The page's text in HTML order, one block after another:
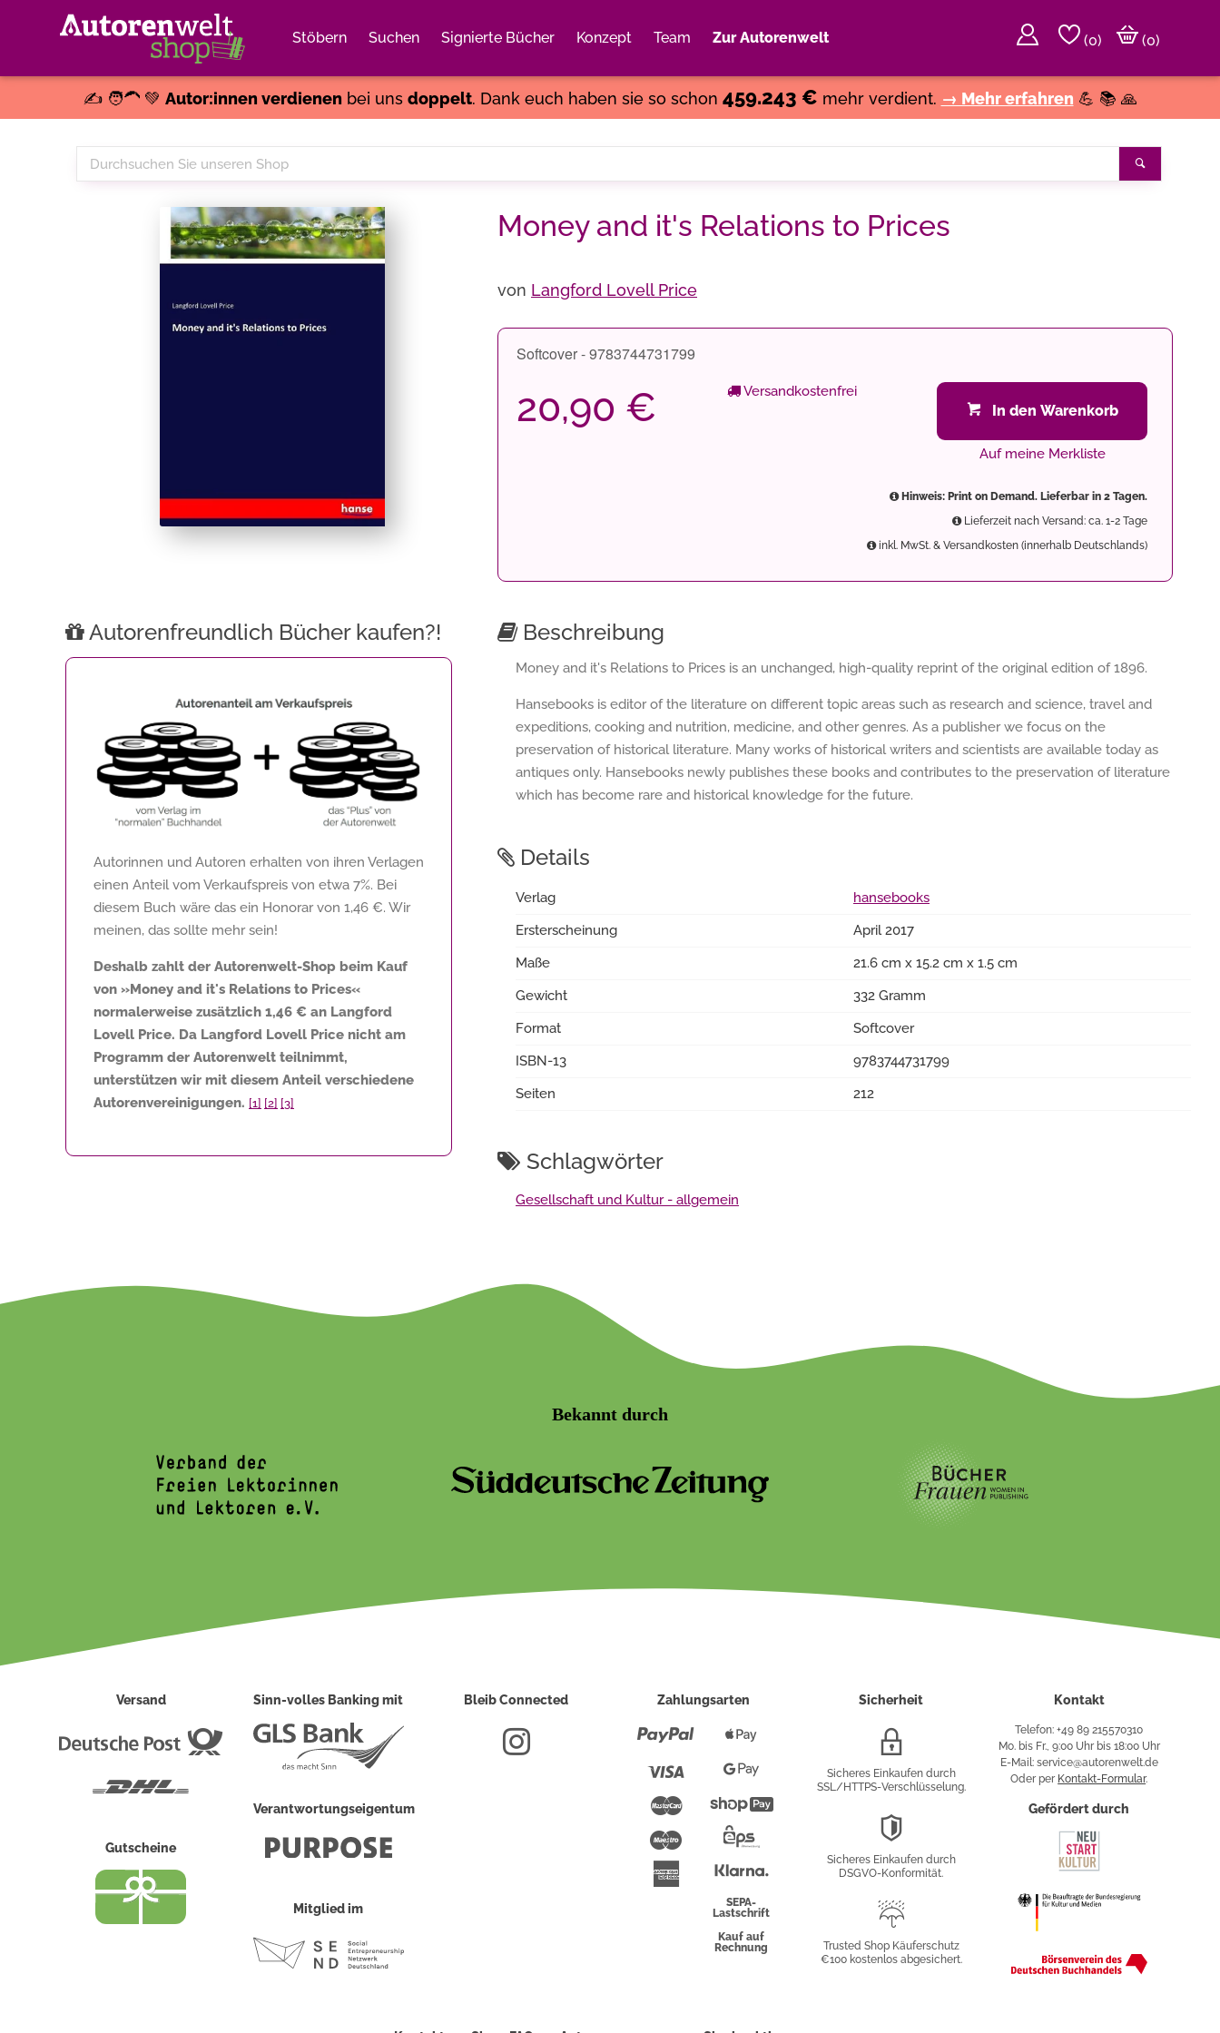
Stöbern Suchen Signierte Bücher Konzept Team Zur Autorenwelt (0)
(0)
✍️ 🧑‍🦱 💚 Autor:innen verdienenbei uns doppelt. Dank euch haben sie so schon 459.243 € mehr verdient. → Mehr erfahren 💪 📚 🙏
Durchsuchen
Sie
Money and it's Relations to Prices
von Langford Lovell Price
Softcover - 9783744731799
20,90 € Versandkostenfrei
In den Warenkorb
Auf meine Merkliste
Hinweis: Print on Demand. Lieferbar in 2 Tagen.
Lieferzeit nach Versand: ca. 1-2 Tage
inkl. MwSt. & Versandkosten (innerhalb Deutschlands)
Autorenfreundlich Bücher kaufen?!
Autorinnen und Autoren erhalten von ihren Verlagen
einen Anteil vom Verkaufspreis von etwa 7%. Bei
diesem Buch wäre das ein Honorar von 1,46 €. Wir
meinen, das sollte mehr sein!
Deshalb zahlt der Autorenwelt-Shop beim Kauf
von »Money and it's Relations to Prices«
normalerweise zusätzlich 1,46 € an Langford
Lovell Price. Da Langford Lovell Price nicht am
Programm der Autorenwelt teilnimmt,
unterstützen wir mit diesem Anteil verschiedene
Autorenvereinigungen. [1] [2] [3]
Beschreibung
Money and it's Relations to Prices is an unchanged, high-quality reprint of the original edition of 1896.
Hansebooks is editor of the literature on different topic areas such as research and science, travel and
expeditions, cooking and nutrition, medicine, and other genres. As a publisher we focus on the
preservation of historical literature. Many works of historical writers and scientists are available today as
antiques only. Hansebooks newly publishes these books and contributes to the preservation of literature
which has become rare and historical knowledge for the future.
Details
Verlag
hansebooks
Ersterscheinung
April 2017
Maße
21.6 cm x 15.2 cm x 1.5 cm
Gewicht
332 Gramm
Format
Softcover
ISBN-13
9783744731799
Seiten
212
Schlagwörter
Gesellschaft und Kultur - allgemein
Bekannt durch
Versand
Deutsche
Gutscheine
Sinn-volles Banking mit
Verantwortungseigentum
Mitglied im
Bleib Connected Zahlungsarten
Paypal
Mastercard
Maestro
American
Express
Pay
PayShopify
Überweisung
SEPA-
Lastschrift
Kauf auf
Rechnung
Sicherheit
Verschlüsselung
Sicheres Einkaufen durch
SSL/HTTPS-Verschlüsselung.
Sicheres Einkaufen durch
DSGVO-Konformität.
Käuferschutz
Trusted Shop Käuferschutz
€100 kostenlos abgesichert.
Kontakt
Telefon: +49 89 215570310
Mo. bis Fr., 9:00 Uhr bis 18:00 Uhr
E-Mail: service@autorenwelt.de
Oder per Kontakt-Formular.
Gefördert durch